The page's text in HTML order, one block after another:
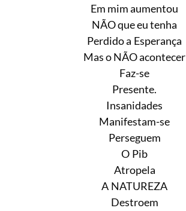
Em mim aumentou
NÃO que eu tenha
Perdido a Esperança
Mas o NÃO acontecer
Faz-se
Presente.
Insanidades
Manifestam-se
Perseguem
O Pib
Atropela
A NATUREZA
Destroem